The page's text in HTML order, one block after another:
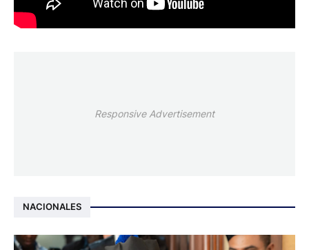
Responsive Advertisement
NACIONALES